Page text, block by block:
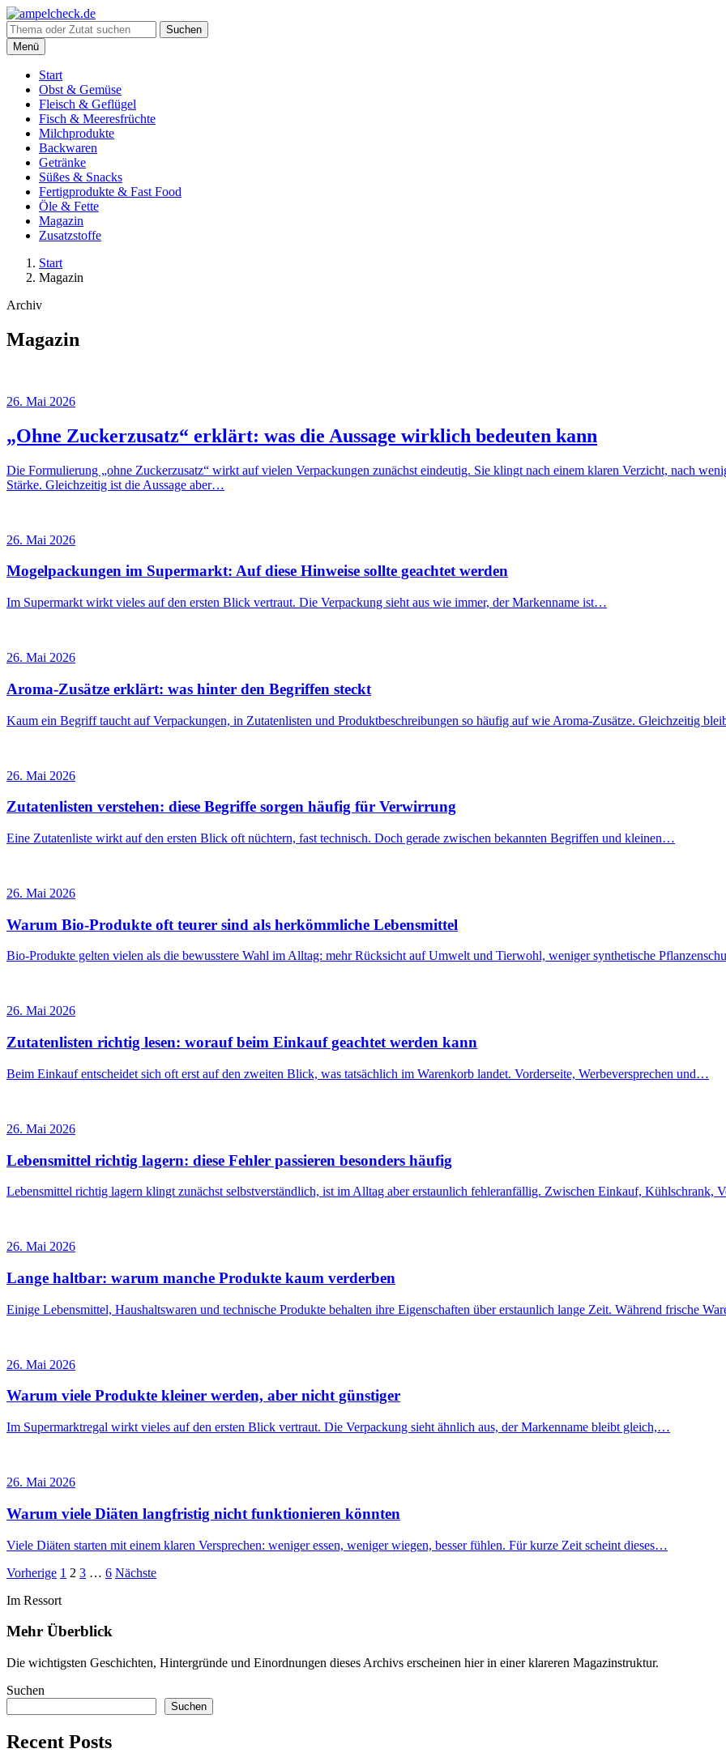
Suche
nach:
Suchen
Menü
Start
Obst & Gemüse
Fleisch & Geflügel
Fisch & Meeresfrüchte
Milchprodukte
Backwaren
Getränke
Süßes & Snacks
Fertigprodukte & Fast Food
Öle & Fette
Magazin
Zusatzstoffe
Start
Magazin
Archiv
Magazin
26. Mai 2026
„Ohne Zuckerzusatz“ erklärt: was die Aussage wirklich bedeuten kann
Die Formulierung „ohne Zuckerzusatz“ wirkt auf vielen Verpackungen zunächst eindeutig. Sie klingt nach einem klaren Verzicht, nach
Stärke. Gleichzeitig ist die Aussage aber…
26. Mai 2026
Mogelpackungen im Supermarkt: Auf diese Hinweise sollte geachtet werden
Im Supermarkt wirkt vieles auf den ersten Blick vertraut. Die Verpackung sieht aus wie immer, der Markenname ist…
26. Mai 2026
Aroma-Zusätze erklärt: was hinter den Begriffen steckt
Kaum ein Begriff taucht auf Verpackungen, in Zutatenlisten und Produktbeschreibungen so häufig auf wie Aroma-Zusätze. Gleichzeitig
26. Mai 2026
Zutatenlisten verstehen: diese Begriffe sorgen häufig für Verwirrung
Eine Zutatenliste wirkt auf den ersten Blick oft nüchtern, fast technisch. Doch gerade zwischen bekannten Begriffen und kleinen…
26. Mai 2026
Warum Bio-Produkte oft teurer sind als herkömmliche Lebensmittel
Bio-Produkte gelten vielen als die bewusstere Wahl im Alltag: mehr Rücksicht auf Umwelt und Tierwohl, weniger synthetische
26. Mai 2026
Zutatenlisten richtig lesen: worauf beim Einkauf geachtet werden kann
Beim Einkauf entscheidet sich oft erst auf den zweiten Blick, was tatsächlich im Warenkorb landet. Vorderseite, Werbeversprechen und…
26. Mai 2026
Lebensmittel richtig lagern: diese Fehler passieren besonders häufig
Lebensmittel richtig lagern klingt zunächst selbstverständlich, ist im Alltag aber erstaunlich fehleranfällig. Zwischen Einkauf, Kühlschrank,
26. Mai 2026
Lange haltbar: warum manche Produkte kaum verderben
Einige Lebensmittel, Haushaltswaren und technische Produkte behalten ihre Eigenschaften über erstaunlich lange Zeit. Während frische
26. Mai 2026
Warum viele Produkte kleiner werden, aber nicht günstiger
Im Supermarktregal wirkt vieles auf den ersten Blick vertraut. Die Verpackung sieht ähnlich aus, der Markenname bleibt gleich,…
26. Mai 2026
Warum viele Diäten langfristig nicht funktionieren könnten
Viele Diäten starten mit einem klaren Versprechen: weniger essen, weniger wiegen, besser fühlen. Für kurze Zeit scheint dieses…
Seitennummerierung
der
Beiträge
Vorherige 1 2 3 … 6 Nächste
Im Ressort
Mehr Überblick
Die wichtigsten Geschichten, Hintergründe und Einordnungen dieses Archivs erscheinen hier in einer klareren Magazinstruktur.
Suchen
Suchen
Recent Posts